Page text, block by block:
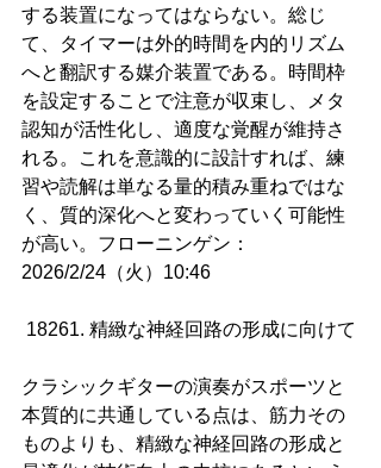
する装置になってはならない。総じ
て、タイマーは外的時間を内的リズム
へと翻訳する媒介装置である。時間枠
を設定することで注意が収束し、メタ
認知が活性化し、適度な覚醒が維持さ
れる。これを意識的に設計すれば、練
習や読解は単なる量的積み重ねではな
く、質的深化へと変わっていく可能性
が高い。フローニンゲン：
2026/2/24（火）10:46
18261. 精緻な神経回路の形成に向けて
クラシックギターの演奏がスポーツと
本質的に共通している点は、筋力その
ものよりも、精緻な神経回路の形成と